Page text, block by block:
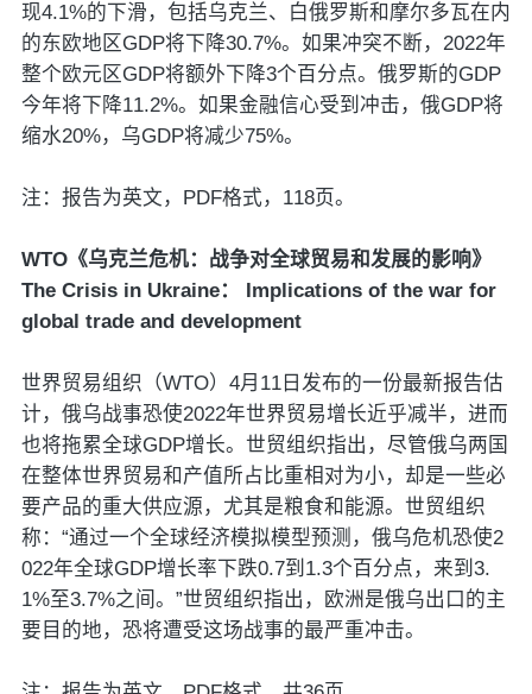
现4.1%的下滑，包括乌克兰、白俄罗斯和摩尔多瓦在内
的东欧地区GDP将下降30.7%。如果冲突不断，2022年
整个欧元区GDP将额外下降3个百分点。俄罗斯的GDP
今年将下降11.2%。如果金融信心受到冲击，俄GDP将
缩水20%，乌GDP将减少75%。
注：报告为英文，PDF格式，118页。
WTO《乌克兰危机：战争对全球贸易和发展的影响》
The Crisis in Ukraine： Implications of the war for
global trade and development
世界贸易组织（WTO）4月11日发布的一份最新报告估
计，俄乌战事恐使2022年世界贸易增长近乎减半，进而
也将拖累全球GDP增长。世贸组织指出，尽管俄乌两国
在整体世界贸易和产值所占比重相对为小，却是一些必
要产品的重大供应源，尤其是粮食和能源。世贸组织
称：“通过一个全球经济模拟模型预测，俄乌危机恐使2
022年全球GDP增长率下跌0.7到1.3个百分点，来到3.
1%至3.7%之间。”世贸组织指出，欧洲是俄乌出口的主
要目的地，恐将遭受这场战事的最严重冲击。